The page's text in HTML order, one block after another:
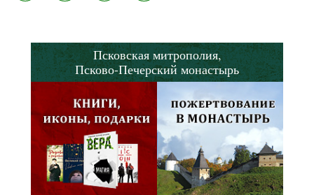
Псковская митрополия,
Псково-Печерский монастырь